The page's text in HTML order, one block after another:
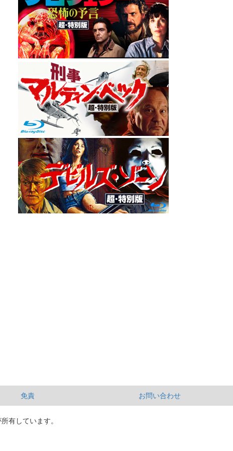
免責 お問い合わせ
有しています。